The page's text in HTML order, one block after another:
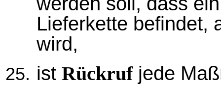
Lieferkette befindet,
wird,
ist Rückrufjede